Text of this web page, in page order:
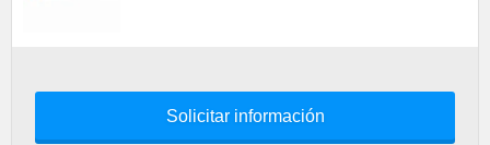
Solicitar información